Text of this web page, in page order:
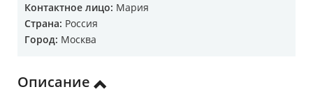
Контактное лицо: Мария
Страна: Россия
Город: Москва
Описание